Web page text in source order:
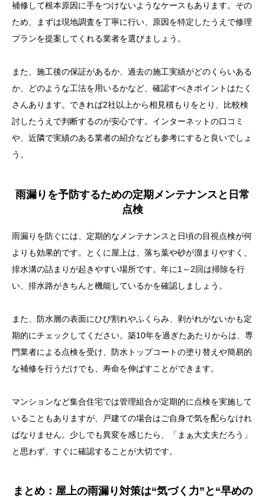
補修して根本原因に手をつけないようなケースもあります。その
ため、まずは現地調査を丁寧に行い、原因を特定したうえで修理
プランを提案してくれる業者を選びましょう。
また、施工後の保証があるか、過去の施工実績がどのくらいある
か、どのような工法を用いるかなど、確認すべきポイントはたく
さんあります。できれば2社以上から相見積もりをとり、比較検
討したうえで判断するのが安心です。インターネットの口コミ
や、近隣で実績のある業者の紹介なども参考にすると良いでしょ
う。
雨漏りを予防するための定期メンテナンスと日常
点検
雨漏りを防ぐには、定期的なメンテナンスと日頃の目視点検が何
よりも効果的です。とくに屋上は、落ち葉や砂が溜まりやすく、
排水溝の詰まりが起きやすい場所です。年に1～2回は掃除を行
い、排水路がきちんと機能しているかを確認しましょう。
また、防水層の表面にひび割れやふくらみ、剥がれがないかも定
期的にチェックしてください。築10年を過ぎたあたりからは、専
門業者による点検を受け、防水トップコートの塗り替えや簡易的
な補修を行うだけでも、寿命を伸ばすことができます。
マンションなど集合住宅では管理組合が定期的に点検を実施して
いることもありますが、戸建ての場合はご自身で気を配らなけれ
ばなりません。少しでも異変を感じたら、「まぁ大丈夫だろう」
と思わず、すぐに確認することが大切です。
まとめ：屋上の雨漏り対策は“気づく力”と“早めの